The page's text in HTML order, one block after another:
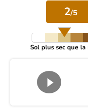
2/5
Sol plus sec que la